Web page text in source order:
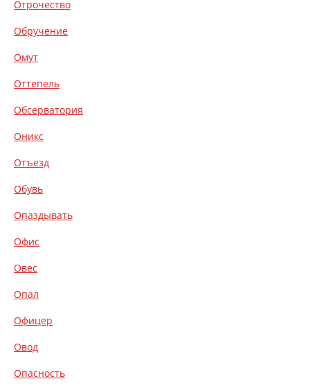
Отрочество
Обручение
Омут
Оттепель
Обсерватория
Оникс
Отъезд
Обувь
Опаздывать
Офис
Овес
Опал
Офицер
Овод
Опасность